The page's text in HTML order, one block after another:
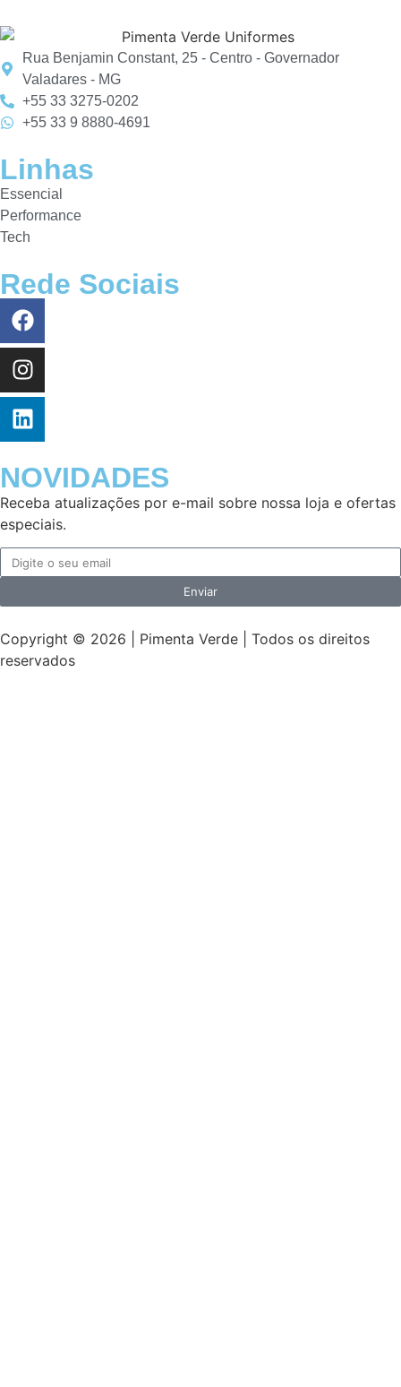
Rua Benjamin Constant, 25 - Centro - Governador
Valadares - MG
+55 33 3275-0202
+55 33 9 8880-4691
Linhas
Essencial
Performance
Tech
Rede Sociais
NOVIDADES
Receba atualizações por e-mail sobre nossa loja e ofertas
especiais.
Enviar
Copyright © 2026 | Pimenta Verde | Todos os direitos
reservados